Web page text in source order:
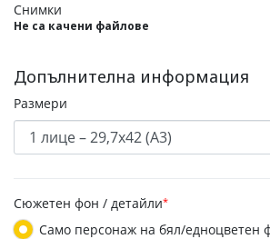
Снимки
Не са качени файлове
Допълнителна информация
Размери
Сюжетен фон / детайли*
Само персонаж на бял/